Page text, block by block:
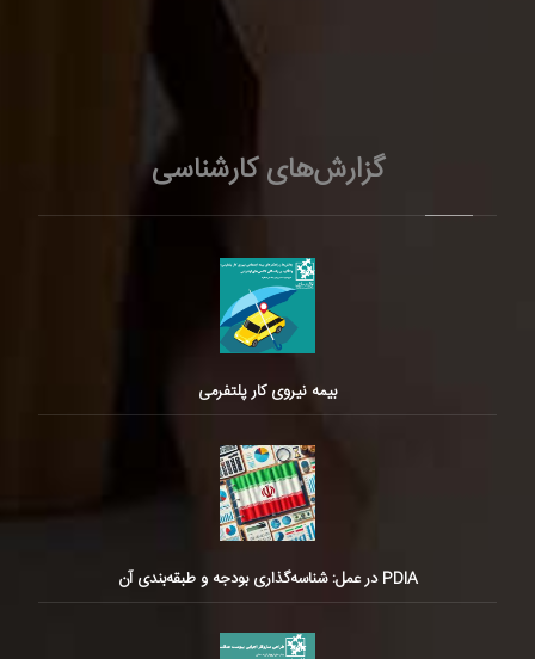
گزارش‌های کارشناسی
بیمه نیروی کار پلتفرمی
PDIA در عمل: شناسه‌گذاری بودجه و طبقه‌بندی آن